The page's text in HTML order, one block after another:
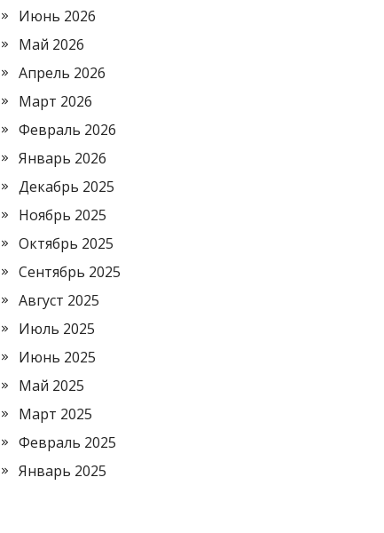
Июнь 2026
Май 2026
Апрель 2026
Март 2026
Февраль 2026
Январь 2026
Декабрь 2025
Ноябрь 2025
Октябрь 2025
Сентябрь 2025
Август 2025
Июль 2025
Июнь 2025
Май 2025
Март 2025
Февраль 2025
Январь 2025